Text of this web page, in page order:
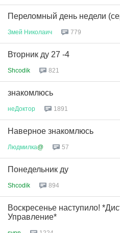
Переломный день недели
Змей Николаич 779
Вторник ду 27 -4
Shcodik 821
знакомлюсь
неДоктор 1891
Наверное знакомлюсь
Людмилка@ 57
Понедельник ду
Shcodik 894
Воскресенье наступило!
Управление*